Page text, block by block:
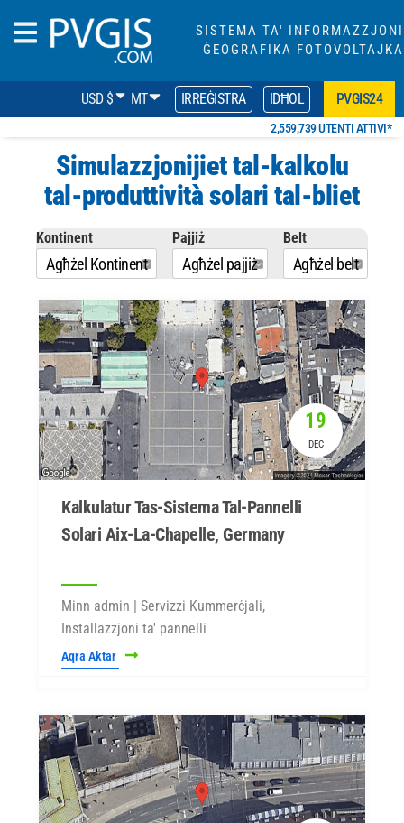
SISTEMA TA' INFORMAZZJONI
ĠEOGRAFIKA FOTOVOLTAJKA
USD $ MT IRREĠISTRA IDĦOL PVGIS24
2,559,739 UTENTI ATTIVI*
Simulazzjonijiet tal-kalkolu
tal-produttività solari tal-bliet
Kontinent
Agħżel Kontinent
Pajjiż
Agħżel pajjiż
Belt
Agħżel belt
19
DEC
Kalkulatur Tas-Sistema Tal-Pannelli
Solari Aix-La-Chapelle, Germany
Minn admin | Servizzi Kummerċjali,
Installazzjoni ta' pannelli
Aqra Aktar